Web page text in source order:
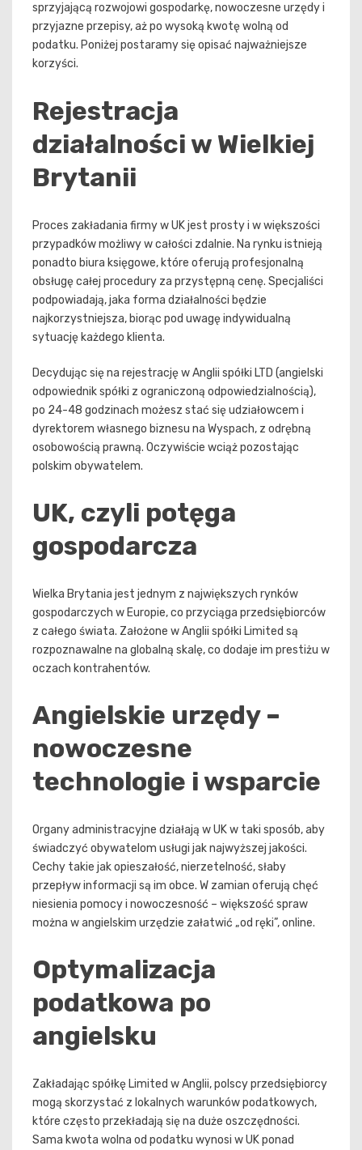
sprzyjającą rozwojowi gospodarkę, nowoczesne urzędy i
przyjazne przepisy, aż po wysoką kwotę wolną od
podatku. Poniżej postaramy się opisać najważniejsze
korzyści.
Rejestracja
działalności w Wielkiej
Brytanii
Proces zakładania firmy w UK jest prosty i w większości
przypadków możliwy w całości zdalnie. Na rynku istnieją
ponadto biura księgowe, które oferują profesjonalną
obsługę całej procedury za przystępną cenę. Specjaliści
podpowiadają, jaka forma działalności będzie
najkorzystniejsza, biorąc pod uwagę indywidualną
sytuację każdego klienta.
Decydując się na rejestrację w Anglii spółki LTD (angielski
odpowiednik spółki z ograniczoną odpowiedzialnością),
po 24-48 godzinach możesz stać się udziałowcem i
dyrektorem własnego biznesu na Wyspach, z odrębną
osobowością prawną. Oczywiście wciąż pozostając
polskim obywatelem.
UK, czyli potęga
gospodarcza
Wielka Brytania jest jednym z największych rynków
gospodarczych w Europie, co przyciąga przedsiębiorców
z całego świata. Założone w Anglii spółki Limited są
rozpoznawalne na globalną skalę, co dodaje im prestiżu w
oczach kontrahentów.
Angielskie urzędy –
nowoczesne
technologie i wsparcie
Organy administracyjne działają w UK w taki sposób, aby
świadczyć obywatelom usługi jak najwyższej jakości.
Cechy takie jak opieszałość, nierzetelność, słaby
przepływ informacji są im obce. W zamian oferują chęć
niesienia pomocy i nowoczesność – większość spraw
można w angielskim urzędzie załatwić „od ręki”, online.
Optymalizacja
podatkowa po
angielsku
Zakładając spółkę Limited w Anglii, polscy przedsiębiorcy
mogą skorzystać z lokalnych warunków podatkowych,
które często przekładają się na duże oszczędności.
Sama kwota wolna od podatku wynosi w UK ponad